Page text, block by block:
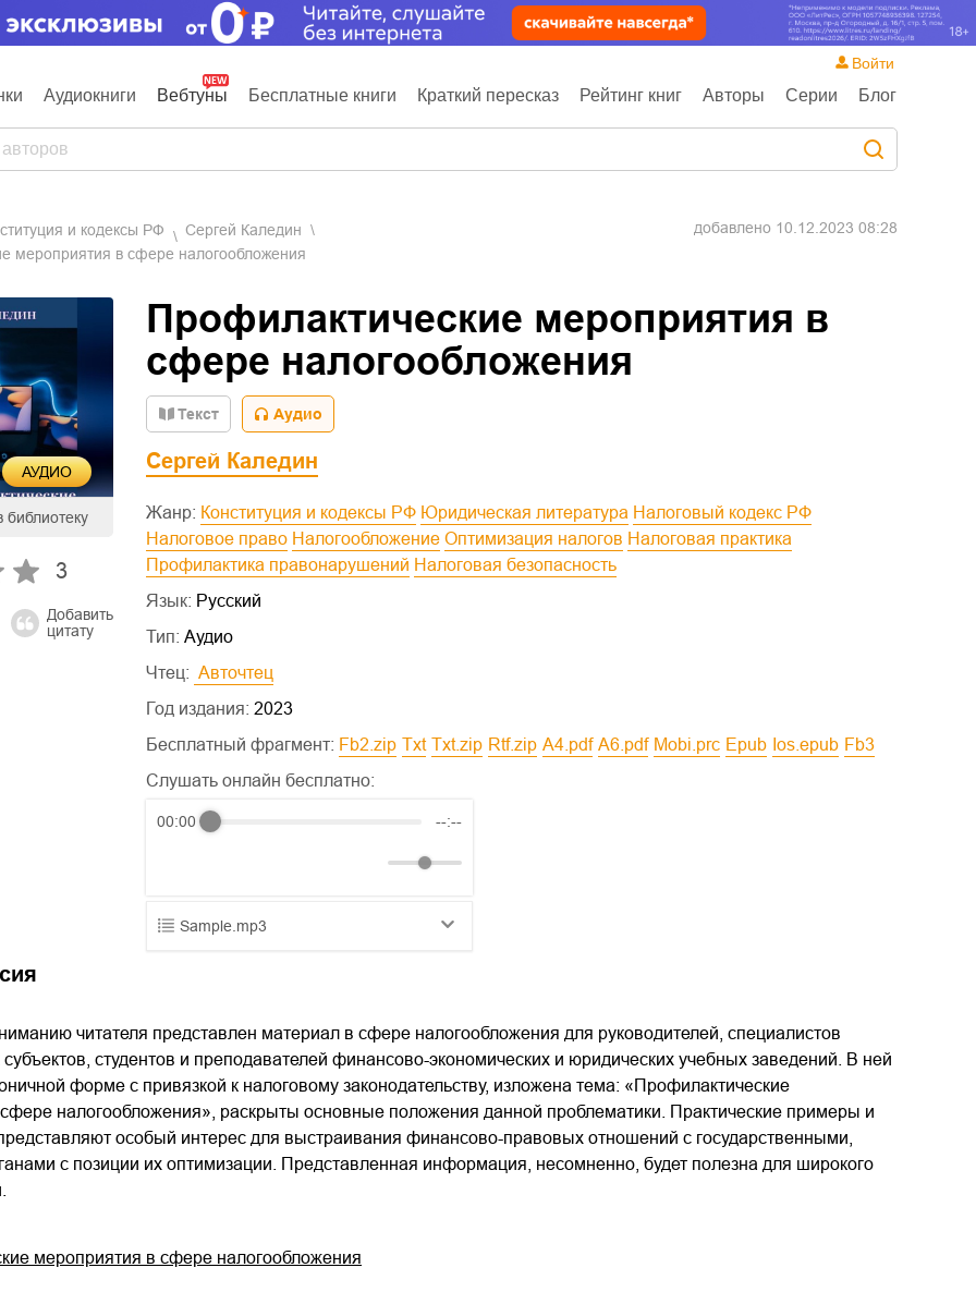
Аудиокниги Вебтуны Бесплатные книги Краткий пересказ Рейтинг книг Авторы Серии Блог
Войти
и кодексы РФ
Сергей Каледин
мероприятия в сфере налогообложения
добавлено 10.12.2023 08:28
АУДИО
библиотеку
3
Добавить
цитату
Профилактические мероприятия в
сфере налогообложения
Текст Аудио
Сергей Каледин
Жанр: Конституция и кодексы РФ Юридическая литература
Налоговый кодекс РФ
Налоговое право
Налогообложение Оптимизация налогов
Налоговая практика
Профилактика правонарушений
Налоговая безопасность
Язык: Русский
Тип: Аудио
Чтец:
Авточтец
Год издания: 2023
Бесплатный фрагмент:
fb2.zip txt txt.zip rtf.zip a4.pdf a6.pdf mobi.prc epub ios.epub
fb3
Слушать онлайн бесплатно:
00:00 --:--
Sample.mp3
03.mp3
читателя представлен материал в сфере налогообложения для руководителей, специалистов
студентов и преподавателей финансово-экономических и юридических учебных заведений. В ней
форме с привязкой к налоговому законодательству, изложена тема: «Профилактические
налогообложения», раскрыты основные положения данной проблематики. Практические примеры и
особый интерес для выстраивания финансово-правовых отношений с государственными,
с позиции их оптимизации. Представленная информация, несомненно, будет полезна для широкого
мероприятия в сфере налогообложения